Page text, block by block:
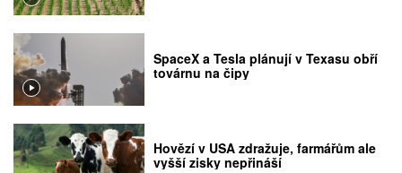
SpaceX a Tesla plánují v Texasu obří
továrnu na čipy
Hovězí v USA zdražuje, farmářům ale
vyšší zisky nepřináší